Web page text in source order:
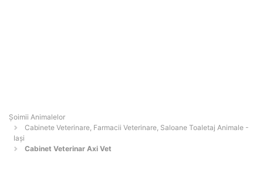
Şoimii Animalelor
Cabinete Veterinare, Farmacii Veterinare, Saloane Toaletaj Animale -
Iaşi
Cabinet Veterinar Axi Vet